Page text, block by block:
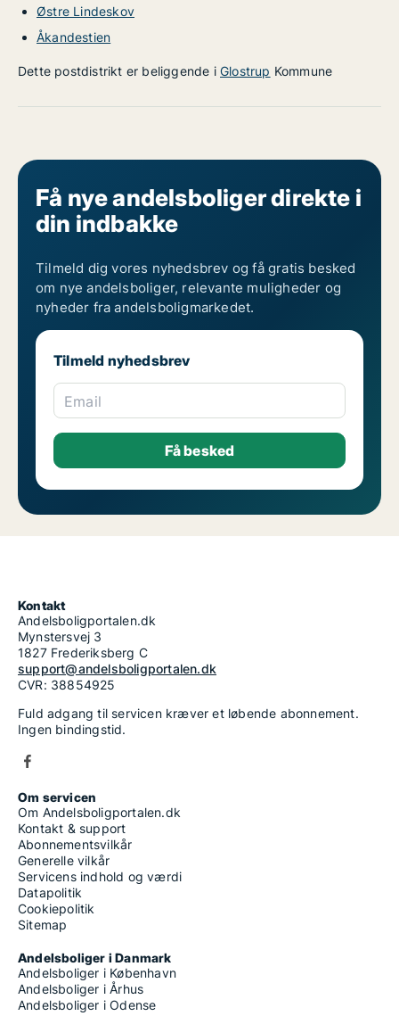
Østre Lindeskov
Åkandestien
Dette postdistrikt er beliggende i Glostrup Kommune
Få nye andelsboliger direkte i
din indbakke
Tilmeld dig vores nyhedsbrev og få gratis besked
om nye andelsboliger, relevante muligheder og
nyheder fra andelsboligmarkedet.
Tilmeld nyhedsbrev
Email
Kontakt
Andelsboligportalen.dk
Mynstersvej 3
1827 Frederiksberg C
support@andelsboligportalen.dk
CVR: 38854925
Fuld adgang til servicen kræver et løbende abonnement.
Ingen bindingstid.
Om servicen
Om Andelsboligportalen.dk
Kontakt & support
Abonnementsvilkår
Generelle vilkår
Servicens indhold og værdi
Datapolitik
Cookiepolitik
Sitemap
Andelsboliger i Danmark
Andelsboliger i København
Andelsboliger i Århus
Andelsboliger i Odense